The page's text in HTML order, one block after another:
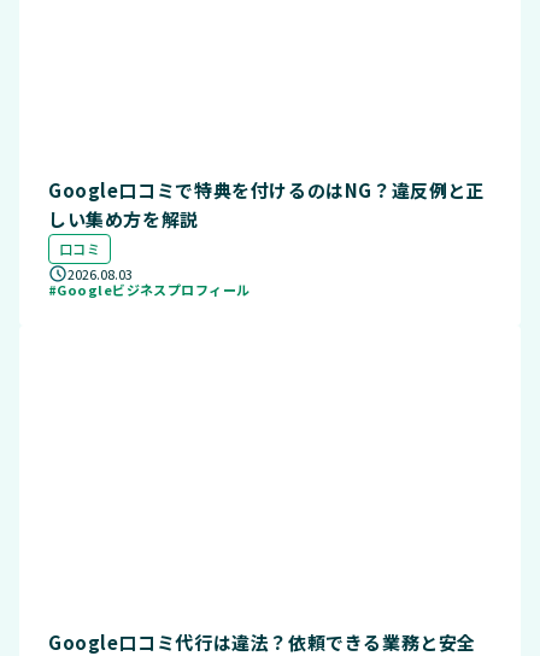
Google口コミで特典を付けるのはNG？違反例と正
しい集め方を解説
口コミ
2026.08.03
#Googleビジネスプロフィール
Google口コミ代行は違法？依頼できる業務と安全